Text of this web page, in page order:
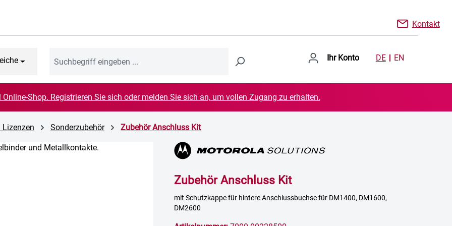
Kontakt
Ihr Konto DE EN
Shop. Registrieren Sie sich oder melden Sie sich an, um vollen Zugang zu erhalten.
Lizenzen Sonderzubehör Zubehör Anschluss Kit
Zubehör Anschluss Kit
mit Schutzkappe für hintere Anschlussbuchse für DM1400, DM1600,
DM2600